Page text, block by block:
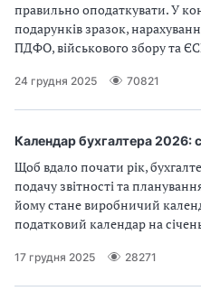
правильно оподаткувати. У
подарунків зразок,
ПДФО, військового збору та
24 грудня 2025 70821
Календар бухгалтера 2026:
Щоб вдало почати рік,
подачу звітності та
йому стане виробничий
податковий календар на
17 грудня 2025 28271